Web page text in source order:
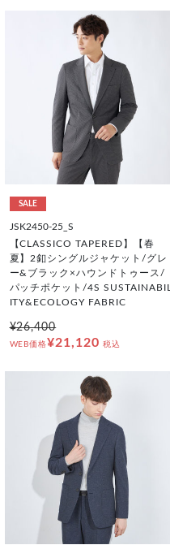
SALE
JSK2450-25_S
【CLASSICO TAPERED】【春
夏】2釦シングルジャケット/グレ
ー&ブラック×ハウンドトゥース/
パッチポケット/4S SUSTAINABIL
ITY&ECOLOGY FABRIC
¥26,400
WEB価格¥21,120 税込